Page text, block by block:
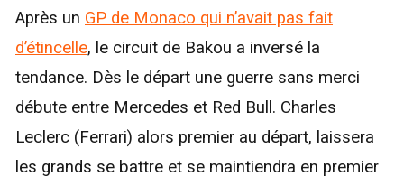
Après un GP de Monaco qui n’avait pas fait
d’étincelle, le circuit de Bakou a inversé la
tendance. Dès le départ une guerre sans merci
débute entre Mercedes et Red Bull. Charles
Leclerc (Ferrari) alors premier au départ, laissera
les grands se battre et se maintiendra en premier